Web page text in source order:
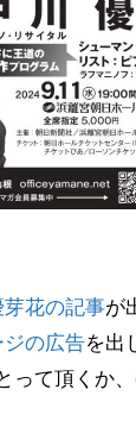
芽花の記事が
ジの広告を出
って頂くか、